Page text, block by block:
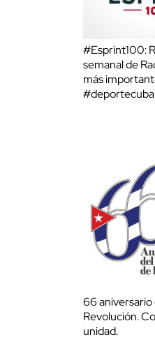
#Esprint100:
semanal de
más
66
Revolución.
unidad.